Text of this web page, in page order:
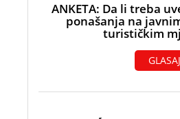
ANKETA: Da li treba
ponašanja na
turističkim
GLASAJ